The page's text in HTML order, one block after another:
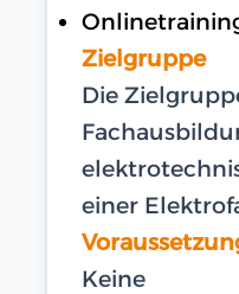
Zielgruppe
Die
einer
Keine